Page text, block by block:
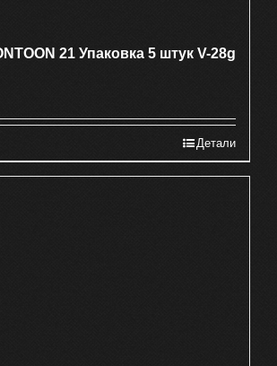
21 Упаковка 5 штук V-28g
Детали